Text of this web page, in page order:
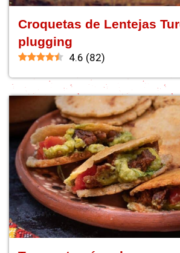
Croquetas de Lentejas
plugging
4.6 (82)